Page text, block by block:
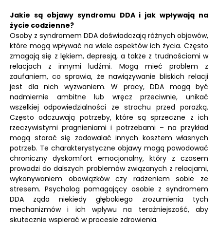
Jakie są objawy syndromu DDA i jak wpływają na
życie codzienne?
Osoby z syndromem DDA doświadczają różnych objawów,
które mogą wpływać na wiele aspektów ich życia. Często
zmagają się z lękiem, depresją, a także z trudnościami w
relacjach z innymi ludźmi. Mogą mieć problem z
zaufaniem, co sprawia, że nawiązywanie bliskich relacji
jest dla nich wyzwaniem. W pracy, DDA mogą być
nadmiernie ambitne lub wręcz przeciwnie, unikać
wszelkiej odpowiedzialności ze strachu przed porażką.
Często odczuwają potrzeby, które są sprzeczne z ich
rzeczywistymi pragnieniami i potrzebami – na przykład
mogą starać się zadowalać innych kosztem własnych
potrzeb. Te charakterystyczne objawy mogą powodować
chroniczny dyskomfort emocjonalny, który z czasem
prowadzi do dalszych problemów związanych z relacjami,
wykonywaniem obowiązków czy radzeniem sobie ze
stresem. Psycholog pomagający osobie z syndromem
DDA żąda niekiedy głębokiego zrozumienia tych
mechanizmów i ich wpływu na teraźniejszość, aby
skutecznie wspierać w procesie zdrowienia.